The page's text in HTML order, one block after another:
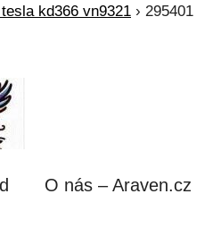
kd366 vn9321 › 295401
O nás – Araven.cz